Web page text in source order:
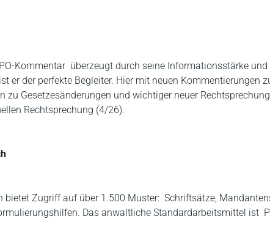
Kommentar überzeugt durch seine Informationsstärke
er der perfekte Begleiter. Hier mit neuen Kommentierungen
zu Gesetzesänderungen und wichtiger neuer
Rechtsprechung (4/26).
bietet Zugriff auf über 1.500 Muster: Schriftsätze,
Das anwaltliche Standardarbeitsmittel ist